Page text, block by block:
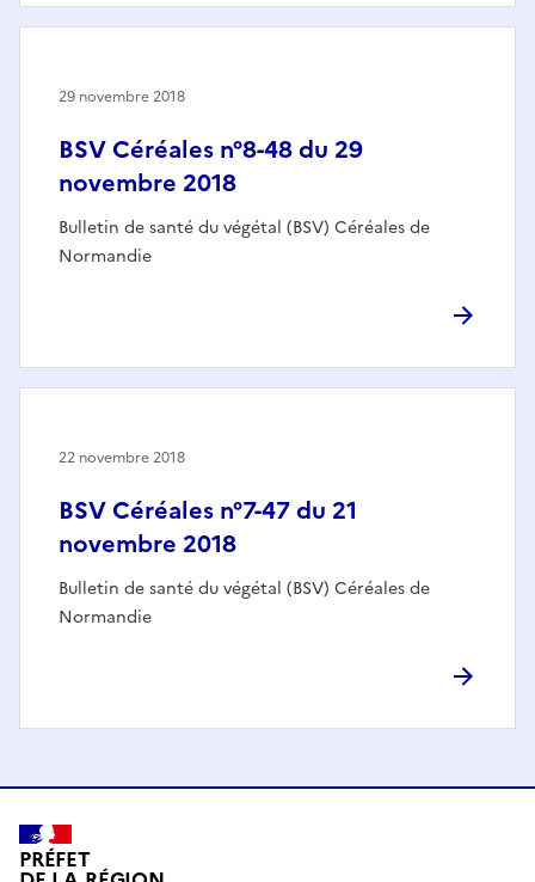
BSV Céréales n°8-48 du 29
novembre 2018
Bulletin de santé du végétal (BSV) Céréales de
Normandie
29 novembre 2018
BSV Céréales n°7-47 du 21
novembre 2018
Bulletin de santé du végétal (BSV) Céréales de
Normandie
22 novembre 2018
PRÉFET